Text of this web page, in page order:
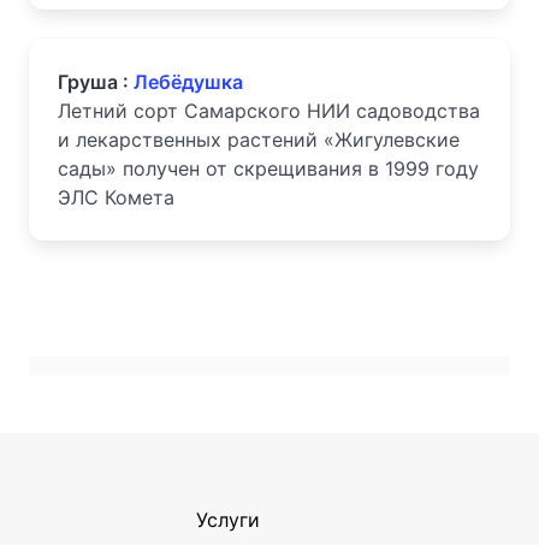
Груша : Лебёдушка
Летний сорт Самарского НИИ садоводства
и лекарственных растений «Жигулевские
сады» получен от скрещивания в 1999 году
ЭЛС Комета
Услуги